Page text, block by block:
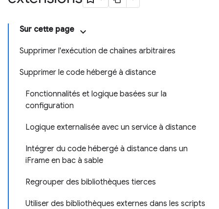
Sur cette page
Supprimer l'exécution de chaînes arbitraires
Supprimer le code hébergé à distance
Fonctionnalités et logique basées sur la
configuration
Logique externalisée avec un service à distance
Intégrer du code hébergé à distance dans un
iFrame en bac à sable
Regrouper des bibliothèques tierces
Utiliser des bibliothèques externes dans les scripts